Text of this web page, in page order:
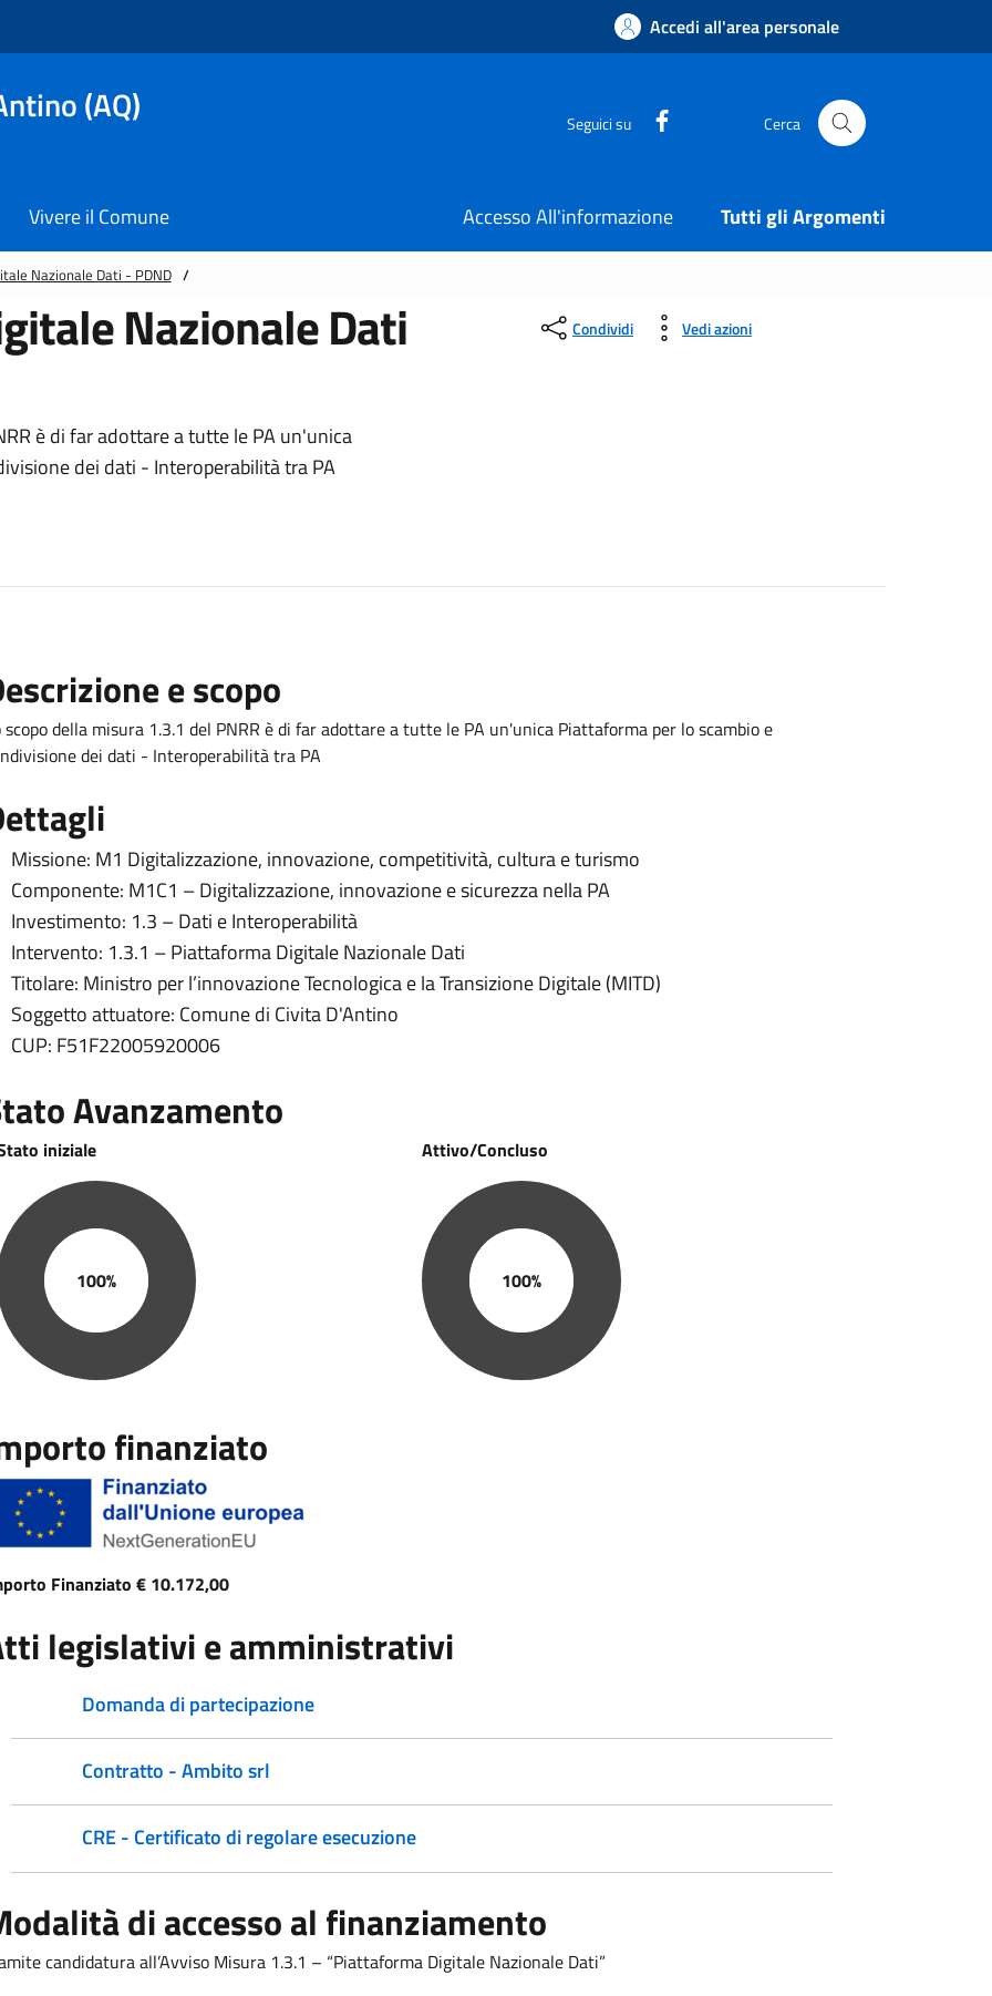
Accedi all'area personale
(AQ) Seguici su Cerca
Vivere il Comune Accesso All'informazione Tutti gli Argomenti
Nazionale Dati - PDND /
Nazionale Dati
è di far adottare a tutte le PA un'unica
dei dati - Interoperabilità tra PA
Condividi Vedi azioni
e scopo
scopo della misura 1.3.1 del PNRR è di far adottare a tutte le PA un'unica Piattaforma per lo scambio e
dei dati - Interoperabilità tra PA
Missione: M1 Digitalizzazione, innovazione, competitività, cultura e turismo
Componente: M1C1 – Digitalizzazione, innovazione e sicurezza nella PA
Investimento: 1.3 – Dati e Interoperabilità
Intervento: 1.3.1 – Piattaforma Digitale Nazionale Dati
Titolare: Ministro per l’innovazione Tecnologica e la Transizione Digitale (MITD)
Soggetto attuatore: Comune di Civita D'Antino
CUP: F51F22005920006
Avanzamento
iniziale
100%
Attivo/Concluso
100%
finanziato
Finanziato € 10.172,00
legislativi e amministrativi
Domanda di partecipazione
Contratto - Ambito srl
CRE - Certificato di regolare esecuzione
di accesso al finanziamento
candidatura all’Avviso Misura 1.3.1 – “Piattaforma Digitale Nazionale Dati”